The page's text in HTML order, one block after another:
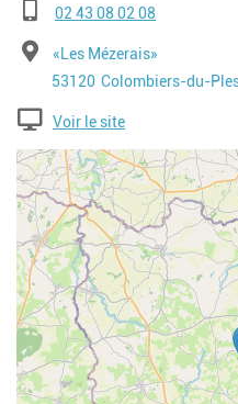
Téléphone02 43 08 02 08
Adresse«Les Mézerais»
Code postal
53120 Ville
Colombiers-du-
Voir le site
Geolocalisation